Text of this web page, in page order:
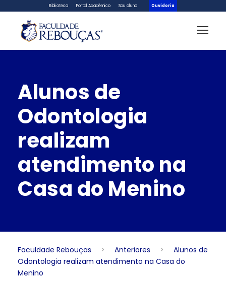
Biblioteca Portal Acadêmico Sou aluno Ouvidoria
Alunos de
Odontologia
realizam
atendimento na
Casa do Menino
Faculdade Rebouças > Anteriores >
Alunos de
Odontologia realizam atendimento na Casa do
Menino